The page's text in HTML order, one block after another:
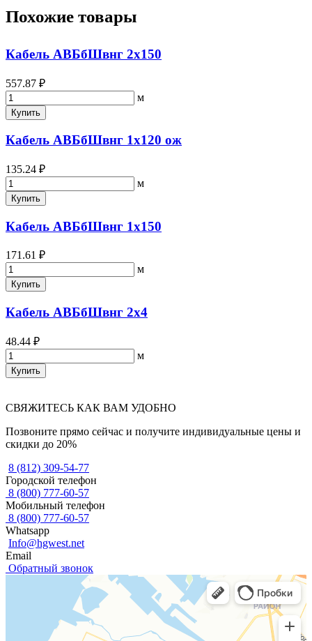
Похожие товары
Кабель АВБбШвнг 2х150
557.87 ₽
м
Купить
Кабель АВБбШвнг 1х120 ож
135.24 ₽
м
Купить
Кабель АВБбШвнг 1х150
171.61 ₽
м
Купить
Кабель АВБбШвнг 2х4
48.44 ₽
м
Купить
СВЯЖИТЕСЬ КАК ВАМ УДОБНО
Позвоните прямо сейчас и получите индивидуальные цены и
скидки до 20%
8 (812) 309-54-77
Городской телефон
8 (800) 777-60-57
Мобильный телефон
8 (800) 777-60-57
Whatsapp
Info@hgwest.net
Email
Обратный звонок